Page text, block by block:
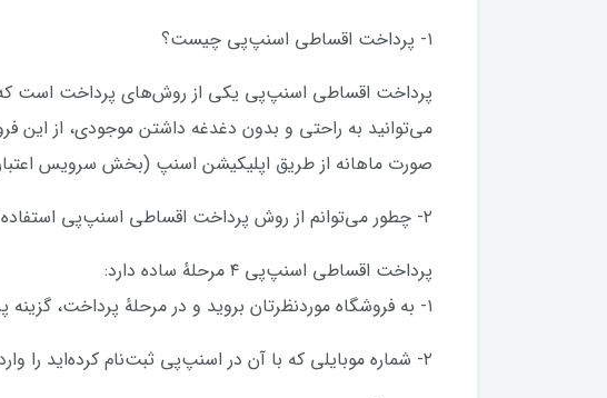
۱- پرداخت اقساطی اسنپ‌پی چیست؟
پرداخت اقساطی اسنپ‌پی یکی از روش‌های پرداخت است که
می‌توانید به راحتی و بدون دغدغه داشتن موجودی، از این
صورت ماهانه از طریق اپلیکیشن اسنپ (بخش سرویس
۲- چطور می‌توانم از روش پرداخت اقساطی اسنپ‌پی استفاده کنم؟
پرداخت اقساطی اسنپ‌پی ۴ مرحلهٔ ساده دارد:
۱- به فروشگاه موردنظرتان بروید و در مرحلهٔ پرداخت، گزینه پرداخت اقساطی اسنپ‌پی را انتخاب کنید.
۲- شماره موبایلی که با آن در اسنپ‌پی ثبت‌نام کرده‌اید را وارد کنید.